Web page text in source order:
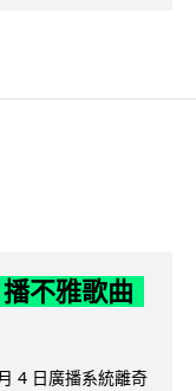
不雅歌曲
4 日廣播系統離奇